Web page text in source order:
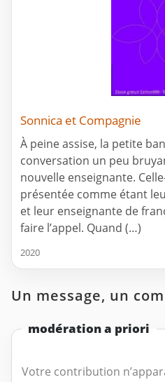
Sonnica et Compagnie
À peine assise, la petite
conversation un peu
nouvelle enseignante.
présentée comme étant
et leur enseignante de
faire l’appel. Quand (…)
2020
Un message, un
modération a priori
Votre contribution